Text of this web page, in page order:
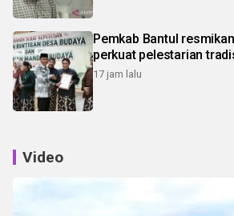
Pemkab Bantul
perkuat pelestarian
17 jam lalu
Video